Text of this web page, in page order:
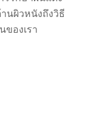
นผิวหนังถึงวิธี
องเรา